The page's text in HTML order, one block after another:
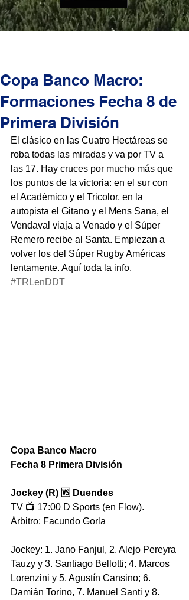
Copa Banco Macro:
Formaciones Fecha 8 de
Primera División
El clásico en las Cuatro Hectáreas se
roba todas las miradas y va por TV a
las 17. Hay cruces por mucho más que
los puntos de la victoria: en el sur con
el Académico y el Tricolor, en la
autopista el Gitano y el Mens Sana, el
Vendaval viaja a Venado y el Súper
Remero recibe al Santa. Empiezan a
volver los del Súper Rugby Américas
lentamente. Aquí toda la info.
#TRLenDDT
Copa Banco Macro
Fecha 8 Primera División
Jockey (R) 🆚 Duendes
TV 📺 17:00 D Sports (en Flow).
Árbitro: Facundo Gorla
Jockey: 1.⁠ ⁠Jano Fanjul, 2.⁠ Alejo Pereyra
Tauzy y 3.⁠ Santiago ⁠Bellotti; 4.⁠ Marcos
⁠Lorenzini y 5.⁠ Agustín ⁠Cansino; 6.⁠
Damián ⁠Torino, 7.⁠ Manuel ⁠Santi y 8.⁠